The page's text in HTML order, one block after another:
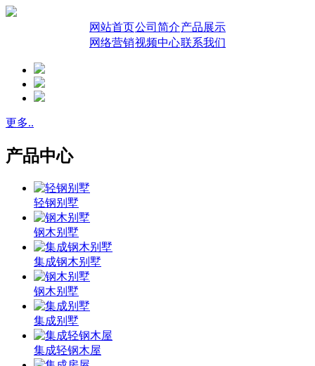
网站首页公司简介产品展示
网络营销视频中心联系我们
更多..
产品中心
轻钢别墅
钢木别墅
集成钢木别墅
钢木别墅
集成别墅
集成轻钢木屋